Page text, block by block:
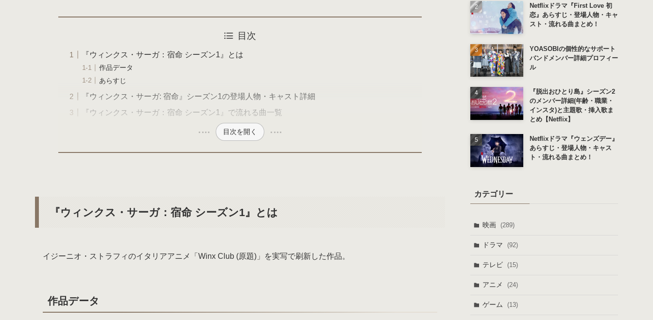
目次
『ウィンクス・サーガ：宿命 シーズン1』とは
作品データ
あらすじ
『ウィンクス・サーガ: 宿命』シーズン1の登場人物・キャスト詳細
『ウィンクス・サーガ：宿命 シーズン1』で流れる曲一覧
目次を開く
『ウィンクス・サーガ：宿命 シーズン1』とは
イジーニオ・ストラフィのイタリアアニメ「Winx Club (原題)」を実写で刷新した作品。
作品データ
Netflixドラマ『First Love 初
恋』あらすじ・登場人物・キャ
スト・流れる曲まとめ！
YOASOBIの個性的なサポート
バンドメンバー詳細プロフィー
ル
『脱出おひとり島』シーズン2
のメンバー詳細(年齢・職業・
インスタ)と主題歌・挿入歌ま
とめ【Netflix】
Netflixドラマ『ウェンズデー』
あらすじ・登場人物・キャス
ト・流れる曲まとめ！
カテゴリー
映画 (289)
ドラマ (92)
テレビ (15)
アニメ (24)
ゲーム (13)